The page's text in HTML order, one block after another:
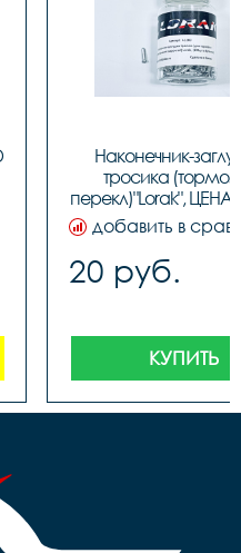
Наконечник-
тросика
перекл)"Lorak", ЦЕНА
(100шт в
добавить в
20 руб.
КУПИТЬ